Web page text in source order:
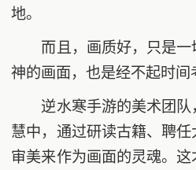
地。
而且，画质好，只是一
神的画面，也是经不起时间
逆水寒手游的美术团队
慧中，通过研读古籍、聘
审美来作为画面的灵魂。这